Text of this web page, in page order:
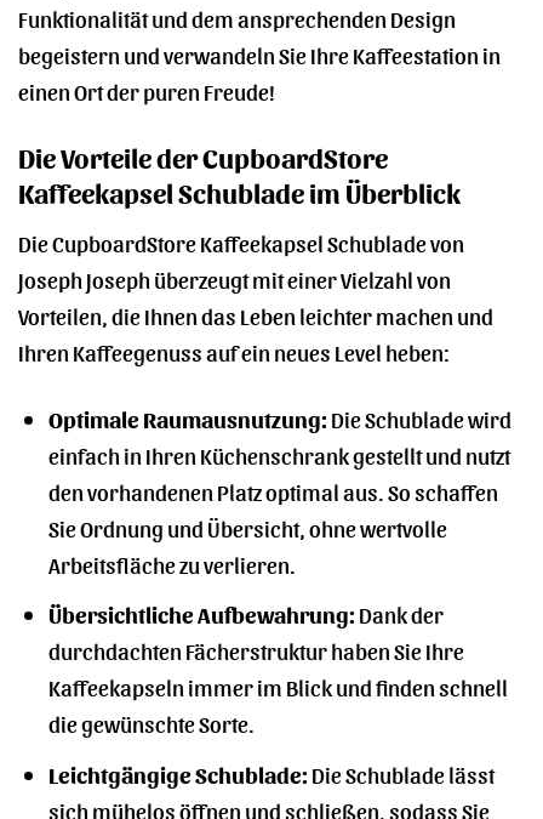
Funktionalität und dem ansprechenden Design
begeistern und verwandeln Sie Ihre Kaffeestation in
einen Ort der puren Freude!
Die Vorteile der CupboardStore
Kaffeekapsel Schublade im Überblick
Die CupboardStore Kaffeekapsel Schublade von
Joseph Joseph überzeugt mit einer Vielzahl von
Vorteilen, die Ihnen das Leben leichter machen und
Ihren Kaffeegenuss auf ein neues Level heben:
Optimale Raumausnutzung:Die Schublade wird
einfach in Ihren Küchenschrank gestellt und nutzt
den vorhandenen Platz optimal aus. So schaffen
Sie Ordnung und Übersicht, ohne wertvolle
Arbeitsfläche zu verlieren.
Übersichtliche Aufbewahrung:Dank der
durchdachten Fächerstruktur haben Sie Ihre
Kaffeekapseln immer im Blick und finden schnell
die gewünschte Sorte.
Leichtgängige Schublade:Die Schublade lässt
sich mühelos öffnen und schließen, sodass Sie